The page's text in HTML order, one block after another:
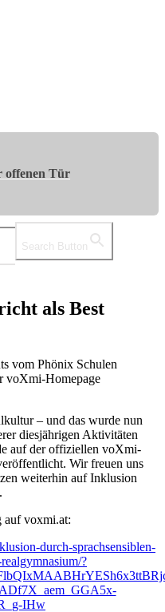
offenen Tür
Search Button
als Best
– und das wurde nun
diesjährigen Aktivitäten
auf der offiziellen voXmi-
Wir freuen uns
weiterhin auf Inklusion
auf voxmi.at:
durch-sprachsensiblen-
?
IHw